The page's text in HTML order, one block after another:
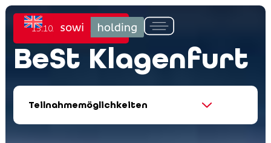
15.10. bis 17.10.2026
BeSt Klagenfurt
Teilnahmemöglichkeiten